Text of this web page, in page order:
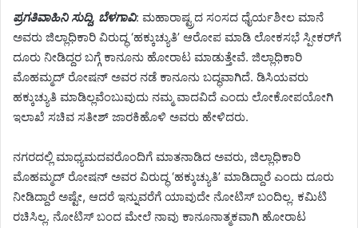
ಪ್ರಗತಿವಾಹಿನಿ ಸುದ್ದಿ, ಬೆಳಗಾವಿ: ಮಹಾರಾಷ್ಟ್ರದ ಸಂಸದ ಧೈರ್ಯಶೀಲ ಮಾನೆ
ಅವರು ಜಿಲ್ಲಾಧಿಕಾರಿ ವಿರುದ್ಧ ‘ಹಕ್ಕುಚ್ಯುತಿ’ ಆರೋಪ ಮಾಡಿ ಲೋಕಸಭೆ ಸ್ಪೀಕರ್‌ಗೆ
ದೂರು ನೀಡಿದ್ದರ ಬಗ್ಗೆ ಕಾನೂನು ಹೋರಾಟ ಮಾಡುತ್ತೇವೆ. ಜಿಲ್ಲಾಧಿಕಾರಿ
ಮೊಹಮ್ಮದ್‌ ರೋಷನ್‌ ಅವರ ನಡೆ ಕಾನೂನು ಬದ್ಧವಾಗಿದೆ. ಡಿಸಿಯವರು
ಹಕ್ಕುಚ್ಯುತಿ ಮಾಡಿಲ್ಲವೆಂಬುವುದು ನಮ್ಮ ವಾದವಿದೆ ಎಂದು ಲೋಕೋಪಯೋಗಿ
ಇಲಾಖೆ ಸಚಿವ ಸತೀಶ್‌ ಜಾರಕಿಹೊಳಿ ಅವರು ಹೇಳಿದರು.
ನಗರದಲ್ಲಿ ಮಾಧ್ಯಮದವರೊಂದಿಗೆ ಮಾತನಾಡಿದ ಅವರು, ಜಿಲ್ಲಾಧಿಕಾರಿ
ಮೊಹಮ್ಮದ್‌ ರೋಷನ್‌ ಅವರ ವಿರುದ್ಧ ‘ಹಕ್ಕುಚ್ಯುತಿ’ ಮಾಡಿದ್ದಾರೆ ಎಂದು ದೂರು
ನೀಡಿದ್ದಾರೆ ಅಷ್ಟೇ, ಆದರೆ ಇನ್ನುವರೆಗೆ ಯಾವುದೇ ನೋಟಿಸ್‌ ಬಂದಿಲ್ಲ. ಕಮಿಟಿ
ರಚಿಸಿಲ್ಲ. ನೋಟಿಸ್‌ ಬಂದ ಮೇಲೆ ನಾವು ಕಾನೂನಾತ್ಮಕವಾಗಿ ಹೋರಾಟ